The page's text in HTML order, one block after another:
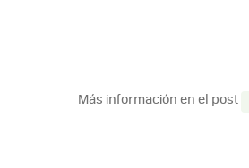
Más información en el post